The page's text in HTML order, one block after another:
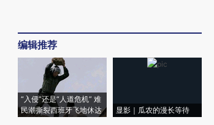
编辑推荐
“入侵”还是“人道危机” 难
民潮撕裂西班牙飞地休达
显影｜瓜农的漫长等待